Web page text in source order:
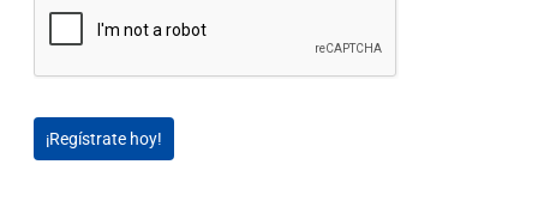
¡Regístrate hoy!